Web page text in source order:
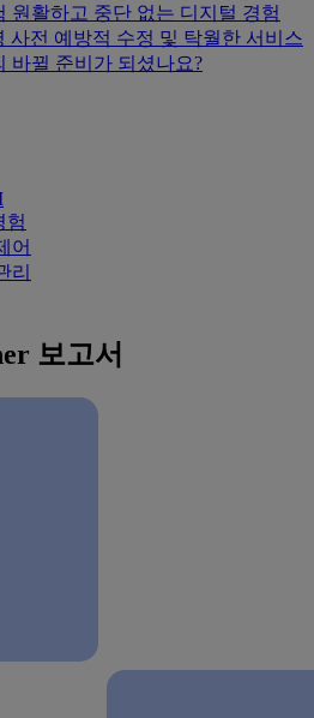
원활하고 중단 없는 디지털 경험
사전 예방적 수정 및 탁월한 서비스
바뀔 준비가 되셨나요?
험
어
리
보고서